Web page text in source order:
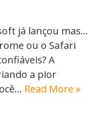
já lançou mas…
ou o Safari
A
a pior
Read More »